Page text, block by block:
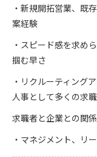
・新規開拓営業、既
案経験
・スピード感を求め
掴む早さ
・リクルーティング
人事として多くの求
求職者と企業との関
・マネジメント、リ